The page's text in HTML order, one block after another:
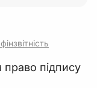
підпису